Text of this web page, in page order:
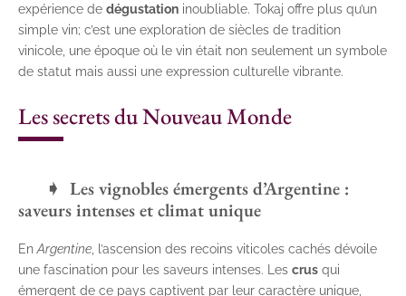
expérience de dégustation inoubliable. Tokaj offre plus qu’un
simple vin; c’est une exploration de siècles de tradition
vinicole, une époque où le vin était non seulement un symbole
de statut mais aussi une expression culturelle vibrante.
Les secrets du Nouveau Monde
Les vignobles émergents d’Argentine :
saveurs intenses et climat unique
EnArgentine , l’ascension des recoins viticoles cachés dévoile
une fascination pour les saveurs intenses. Les crus qui
émergent de ce pays captivent par leur caractère unique,